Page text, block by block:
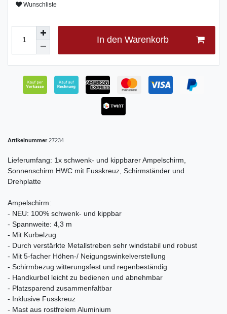
Wunschliste
In den Warenkorb
Artikelnummer 27234
Lieferumfang: 1x schwenk- und kippbarer Ampelschirm,
Sonnenschirm HWC mit Fusskreuz, Schirmständer und
Drehplatte
Ampelschirm:
- NEU: 100% schwenk- und kippbar
- Spannweite: 4,3 m
- Mit Kurbelzug
- Durch verstärkte Metallstreben sehr windstabil und robust
- Mit 5-facher Höhen-/ Neigungswinkelverstellung
- Schirmbezug witterungsfest und regenbeständig
- Handkurbel leicht zu bedienen und abnehmbar
- Platzsparend zusammenfaltbar
- Inklusive Fusskreuz
- Mast aus rostfreiem Aluminium